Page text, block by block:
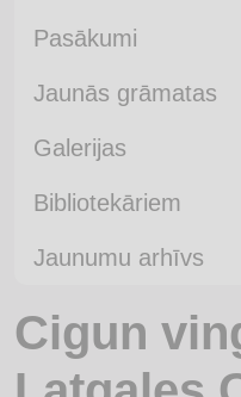
Pasākumi
Jaunās grāmatas
Galerijas
Bibliotekāriem
Jaunumu arhīvs
Cigun